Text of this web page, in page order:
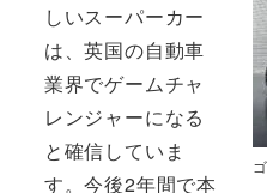
しいスーパーカー
は、英国の自動車
業界でゲームチャ
レンジャーになる
と確信していま
す。今後2年間で本